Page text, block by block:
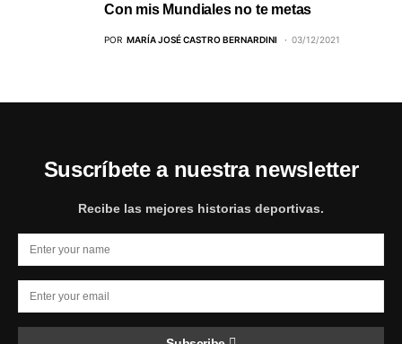
Con mis Mundiales no te metas
POR MARÍA JOSÉ CASTRO BERNARDINI 03/12/2021
Suscríbete a nuestra newsletter
Recibe las mejores historias deportivas.